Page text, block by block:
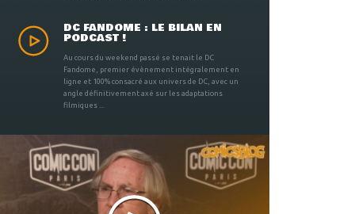
DC FANDOME : LE BILAN EN
PODCAST !
Au cours du weekend passé se tenait le DC
Fandome, premier évènement intégralement en
ligne et 100% consacré aux univers de DC, avec un
angle définitivement axé sur les adaptations
filmiques ...